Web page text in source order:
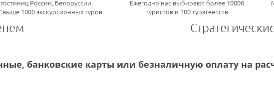
России, Белоруссии,
1000 экскурсионных туров.
Ежегодно нас выбирают более 10000
туристов и 200 турагентств
банковские карты или безналичную оплату на